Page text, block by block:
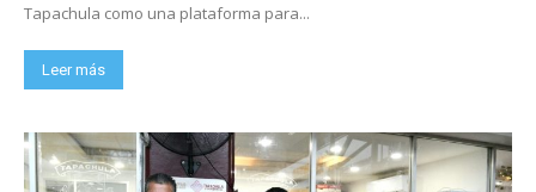
Tapachula como una plataforma para...
Leer más